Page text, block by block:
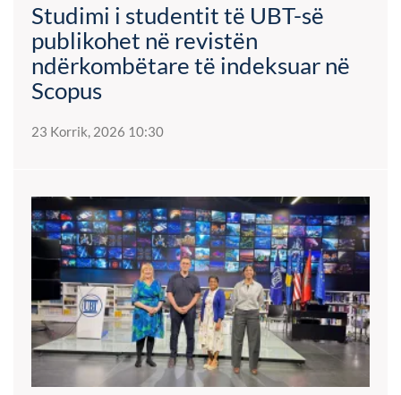
Studimi i studentit të UBT-së
publikohet në revistën
ndërkombëtare të indeksuar në
Scopus
23 Korrik, 2026 10:30